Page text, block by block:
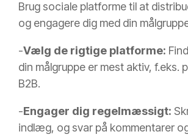
Brug sociale platforme til at
og engagere dig med din
-Vælg de rigtige platforme:
din målgruppe er mest aktiv, f.eks.
B2B.
-Engager dig regelmæssigt:
indlæg, og svar på kommentarer